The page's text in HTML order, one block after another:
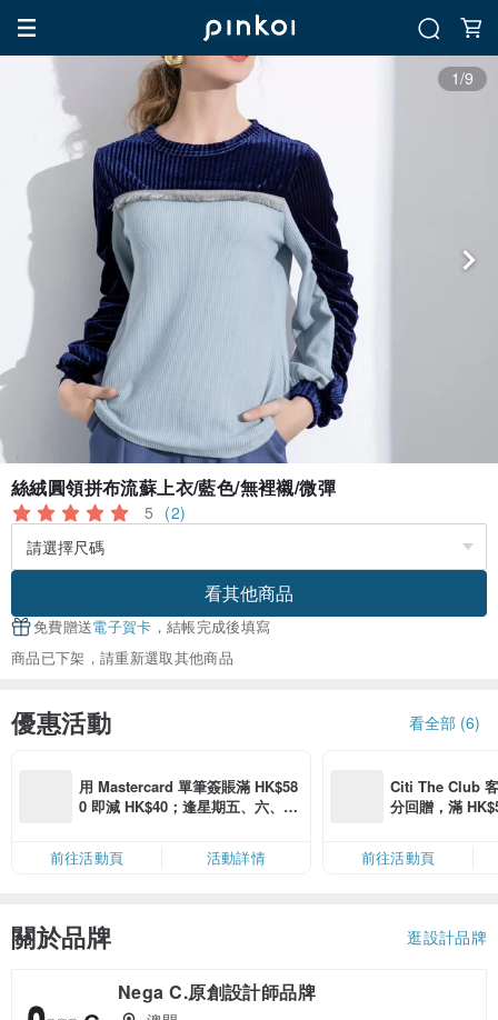
1/9
絲絨圓領拼布流蘇上衣/藍色/無裡襯/微彈
5 (2)
看其他商品
免費贈送電子賀卡 ，結帳完成後填寫
商品已下架，請重新選取其他商品
優惠活動 看全部 (6)
用 Mastercard 單筆簽賬滿 HK$58
0 即減 HK$40；逢星期五、六、日
限，額滿即止，僅限「常用信用
卡」結帳）
前往活動頁 活動詳情
Citi The Club
分回贈，滿
前往活動頁
關於品牌 逛設計品牌
Nega C.原創設計師品牌